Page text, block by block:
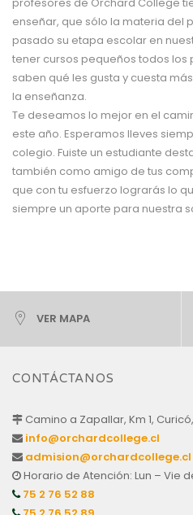
enseñar, que sólo la materia del
pasado su etapa escolar en
tener cursos pequeños todos
saben qué les gusta y cuesta
la enseñanza.
Te deseamos lo mejor en el
este año. Esperamos lleves
colegio. Fuiste un estudiante
también como amigo de tus
que con tu esfuerzo lograrás lo
siempre un aporte para nuestra
VER MAPA
CONTÁCTANOS
Camino a Zapallar, Km 1,
info@orchardcollege.cl
admision@orchardcollege.cl
Horario de Atención: Lun – Vie
75 2 76 52 88